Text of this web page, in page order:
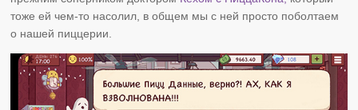
тоже ей чем-то насолил, в общем мы с ней просто поболтаем
о нашей пиццерии.